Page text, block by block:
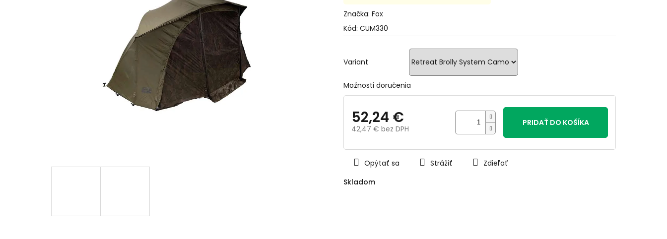
Kód: CUM330
Skladom
Variant
Možnosti doručenia
52,24 €
42,47 € bez DPH
cena:
PRIDAŤ DO KOŠÍKA
Opýtať sa Strážiť Zdieľať
produktu
0,0
hviezdičiek.
Značka: Fox